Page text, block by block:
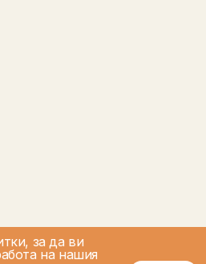
за да ви
на нашия